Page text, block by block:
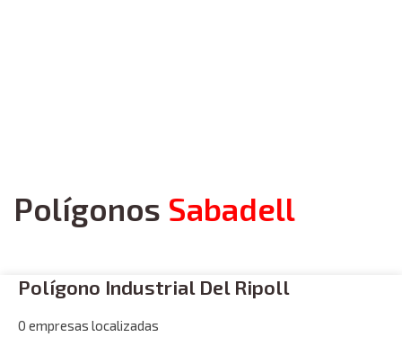
Polígonos Sabadell
Polígono Industrial Del Ripoll
0 empresas localizadas